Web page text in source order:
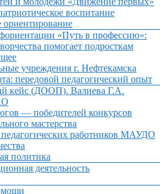
воспитание
«Путь в профессию»:
помогает подросткам
учреждения г. Нефтекамска
передовой педагогический опыт
кейс (ДООП). Валиева Г.А.
— победителей конкурсов
мастерства
работников МАУДО
политика
деятельность